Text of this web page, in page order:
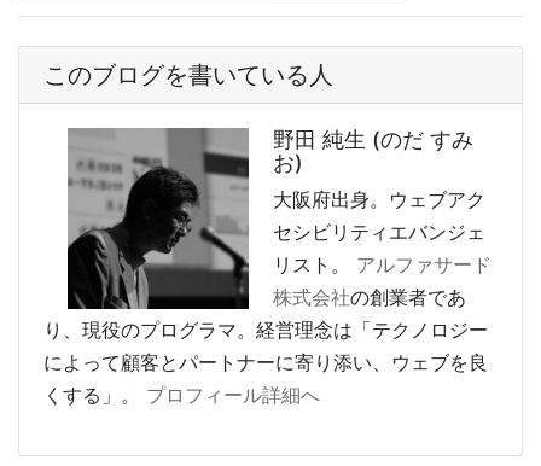
このブログを書いている人
野田 純生 (のだ すみ
お)
大阪府出身。ウェブアク
セシビリティエバンジェ
リスト。 アルファサード
株式会社の創業者であ
り、現役のプログラマ。経営理念は「テクノロジー
によって顧客とパートナーに寄り添い、ウェブを良
くする」。 プロフィール詳細へ